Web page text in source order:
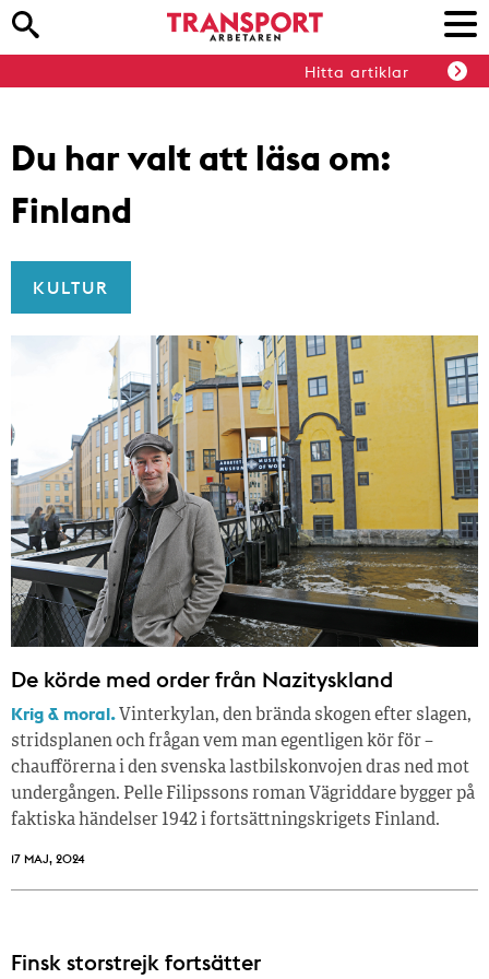
Hitta artiklar
Du har valt att läsa om:
Finland
KULTUR
De körde med order från Nazityskland
Krig & moral. Vinterkylan, den brända skogen efter slagen,
stridsplanen och frågan vem man egentligen kör för –
chaufförerna i den svenska lastbilskonvojen dras ned mot
undergången. Pelle Filipssons roman Vägriddare bygger på
faktiska händelser 1942 i fortsättningskrigets Finland.
17 MAJ, 2024
Finsk storstrejk fortsätter